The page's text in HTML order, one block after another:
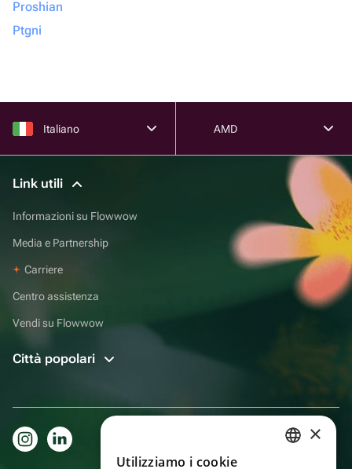
Proshian
Ptgni
Italiano AMD
Link utili
Informazioni su Flowwow
Media e Partnership
Carriere
Centro assistenza
Vendi su Flowwow
Città popolari
×
Utilizziamo i cookie